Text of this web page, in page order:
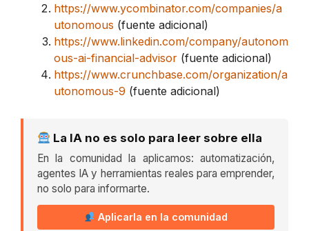
https://www.ycombinator.com/companies/a
utonomous (fuente adicional)
https://www.linkedin.com/company/autonom
ous-ai-financial-advisor (fuente adicional)
https://www.crunchbase.com/organization/a
utonomous-9 (fuente adicional)
La IA no es solo para leer sobre ella
En la comunidad la aplicamos: automatización,
agentes IA y herramientas reales para emprender,
no solo para informarte.
Aplicarla en la comunidad